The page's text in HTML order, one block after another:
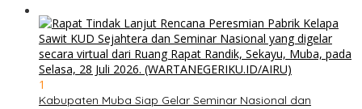
1
Kabupaten Muba Siap Gelar Seminar Nasional dan